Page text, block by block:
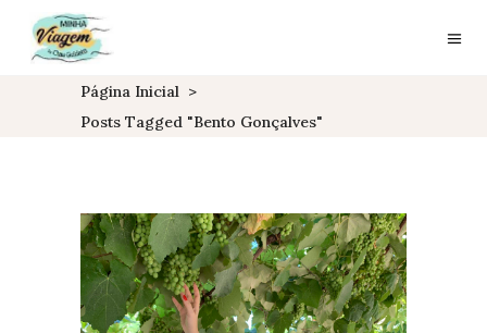
Página Inicial >
Posts Tagged "bento Gonçalves"